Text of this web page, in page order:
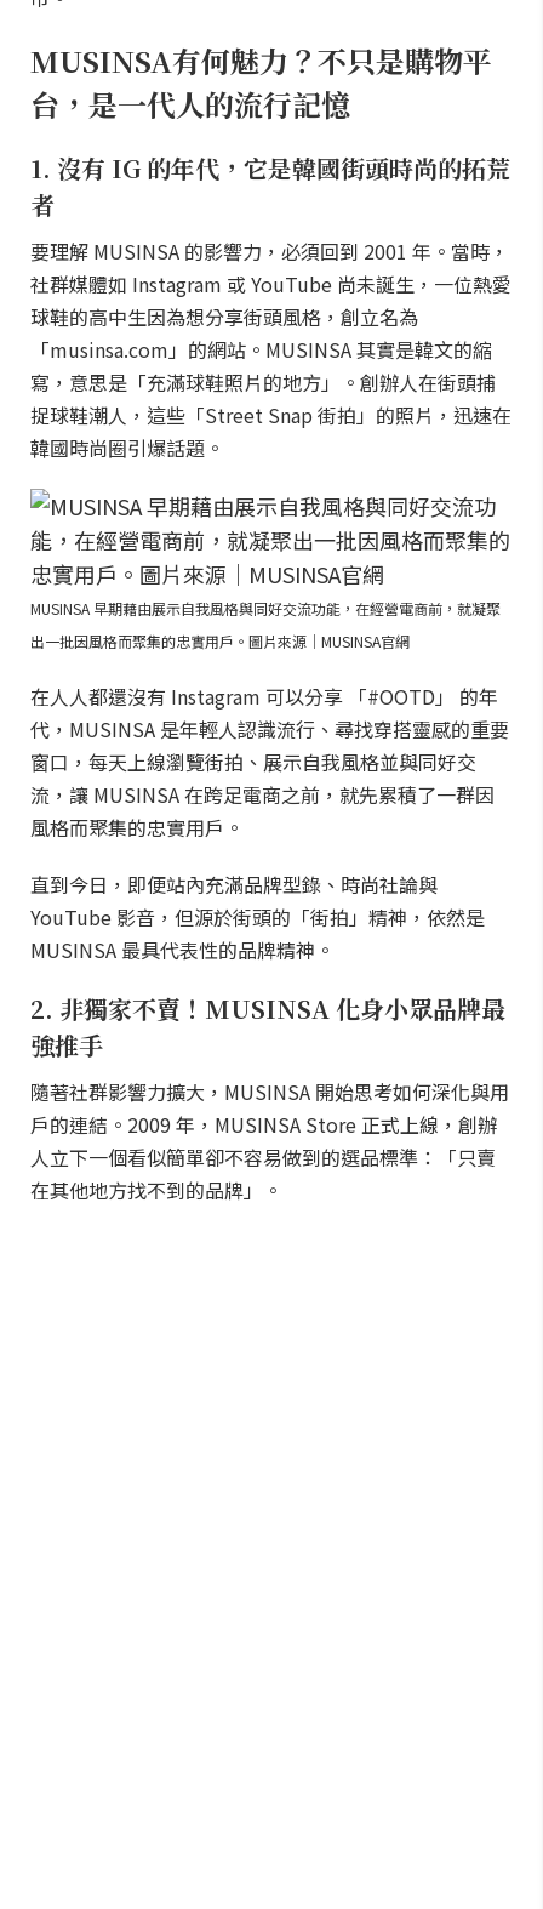
MUSINSA有何魅力？不只是購物平
台，是一代人的流行記憶
1. 沒有 IG 的年代，它是韓國街頭時尚的拓荒
者
要理解 MUSINSA 的影響力，必須回到 2001 年。當時，
社群媒體如 Instagram 或 YouTube 尚未誕生，一位熱愛
球鞋的高中生因為想分享街頭風格，創立名為
「musinsa.com」的網站。MUSINSA 其實是韓文的縮
寫，意思是「充滿球鞋照片的地方」。創辦人在街頭捕
捉球鞋潮人，這些「Street Snap 街拍」的照片，迅速在
韓國時尚圈引爆話題。
MUSINSA 早期藉由展示自我風格與同好交流功能，在經營電商前，就凝聚
出一批因風格而聚集的忠實用戶。圖片來源｜MUSINSA官網
在人人都還沒有 Instagram 可以分享 「#OOTD」 的年
代，MUSINSA 是年輕人認識流行、尋找穿搭靈感的重要
窗口，每天上線瀏覽街拍、展示自我風格並與同好交
流，讓 MUSINSA 在跨足電商之前，就先累積了一群因
風格而聚集的忠實用戶。
直到今日，即便站內充滿品牌型錄、時尚社論與
YouTube 影音，但源於街頭的「街拍」精神，依然是
MUSINSA 最具代表性的品牌精神。
2. 非獨家不賣！MUSINSA 化身小眾品牌最
強推手
隨著社群影響力擴大，MUSINSA 開始思考如何深化與用
戶的連結。2009 年，MUSINSA Store 正式上線，創辦
人立下一個看似簡單卻不容易做到的選品標準：「只賣
在其他地方找不到的品牌」。